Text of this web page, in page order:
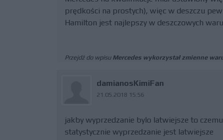
prędkości na prostych), więc w deszczu
Hamilton jest najlepszy w deszczowych
Przejdź do wpisu Mercedes wykorzystał zmienne
damianosKimiFan
21.05.2018 15:56
jakby wyprzedzanie bylo latwiejsze to
statystycznie wyprzedzanie jest latwiejsze